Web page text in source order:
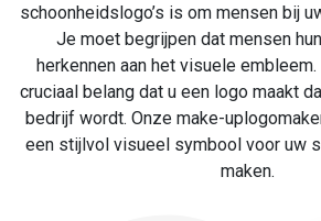
schoonheidslogo’s is om mensen bij
Je moet begrijpen dat mensen
herkennen aan het visuele
cruciaal belang dat u een logo maakt
bedrijf wordt. Onze make-
een stijlvol visueel symbool voor uw
maken.